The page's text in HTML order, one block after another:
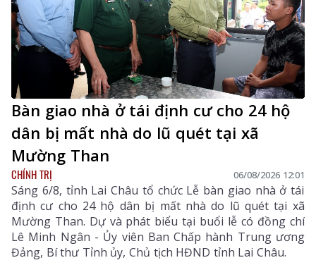
Bàn giao nhà ở tái định cư cho 24 hộ
dân bị mất nhà do lũ quét tại xã
Mường Than
CHÍNH TRỊ 06/08/2026 12:01
Sáng 6/8, tỉnh Lai Châu tổ chức Lễ bàn giao nhà ở tái
định cư cho 24 hộ dân bị mất nhà do lũ quét tại xã
Mường Than. Dự và phát biểu tại buổi lễ có đồng chí
Lê Minh Ngân - Ủy viên Ban Chấp hành Trung ương
Đảng, Bí thư Tỉnh ủy, Chủ tịch HĐND tỉnh Lai Châu.